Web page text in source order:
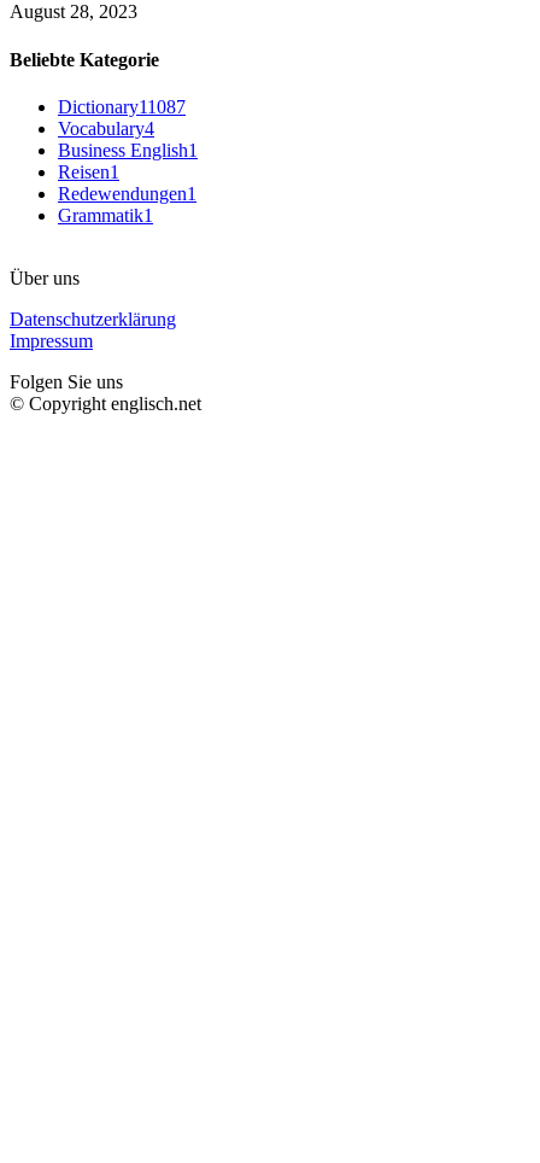
August 28, 2023
Beliebte Kategorie
Dictionary11087
Vocabulary4
Business English1
Reisen1
Redewendungen1
Grammatik1
Über uns
Datenschutzerklärung
Impressum
Folgen Sie uns
© Copyright englisch.net